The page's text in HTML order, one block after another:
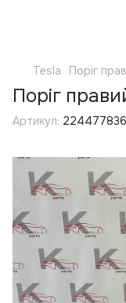
Tesla Поріг
Поріг
Артикул: